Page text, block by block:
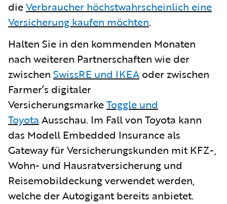
dieVerbraucher höchstwahrscheinlich eine
Versicherung kaufen möchten.
Halten Sie in den kommenden Monaten
nach weiteren Partnerschaften wie der
zwischen SwissRE und IKEAoder zwischen
Farmer’s digitaler
VersicherungsmarkeToggle und
Toyota Ausschau. Im Fall von Toyota kann
das Modell Embedded Insurance als
Gateway für Versicherungskunden mit KFZ-,
Wohn- und Hausratversicherung und
Reisemobildeckung verwendet werden,
welche der Autogigant bereits anbietet.